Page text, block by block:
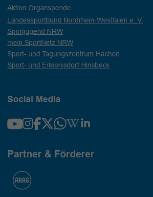
Aktion Organspende
Landessportbund Nordrhein-Westfalen e. V.
Sportjugend NRW
mein SportNetz NRW
Sport- und Tagungszentrum Hachen
Sport- und Erlebnisdorf Hinsbeck
Social Media
Partner & Förderer